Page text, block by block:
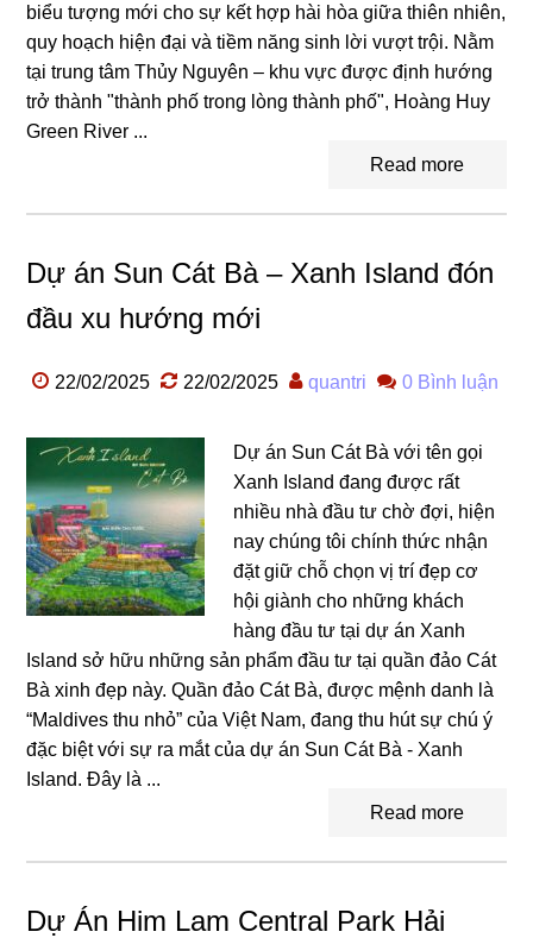
biểu tượng mới cho sự kết hợp hài hòa giữa thiên nhiên,
quy hoạch hiện đại và tiềm năng sinh lời vượt trội. Nằm
tại trung tâm Thủy Nguyên – khu vực được định hướng
trở thành "thành phố trong lòng thành phố", Hoàng Huy
Green River ...
Read more
Dự án Sun Cát Bà – Xanh Island đón
đầu xu hướng mới
22/02/2025 22/02/2025 quantri 0 Bình luận
Dự án Sun Cát Bà với tên gọi
Xanh Island đang được rất
nhiều nhà đầu tư chờ đợi, hiện
nay chúng tôi chính thức nhận
đặt giữ chỗ chọn vị trí đẹp cơ
hội giành cho những khách
hàng đầu tư tại dự án Xanh
Island sở hữu những sản phẩm đầu tư tại quần đảo Cát
Bà xinh đẹp này. Quần đảo Cát Bà, được mệnh danh là
“Maldives thu nhỏ” của Việt Nam, đang thu hút sự chú ý
đặc biệt với sự ra mắt của dự án Sun Cát Bà - Xanh
Island. Đây là ...
Read more
Dự Án Him Lam Central Park Hải